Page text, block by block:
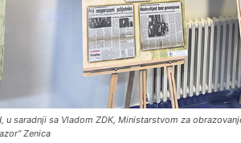
u saradnji sa Vladom ZDK, Ministarstvom za
Zenica